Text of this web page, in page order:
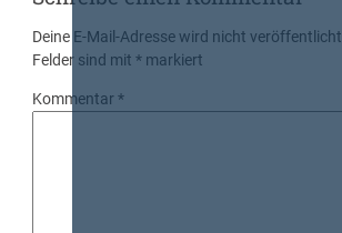
Deine E-Mail-Adresse wird nicht veröffentlicht.
Felder sind mit* markiert
Kommentar*